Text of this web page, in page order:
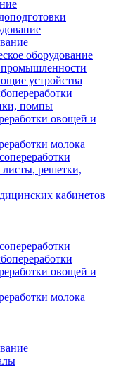
оборудование
устройства
помпы
овощей и
молока
решетки,
кабинетов
овощей и
молока